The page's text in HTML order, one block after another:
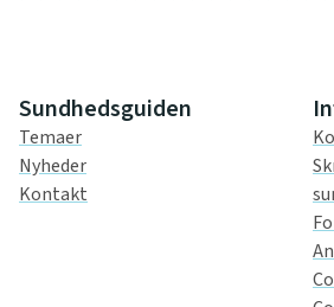
Sundhedsguiden
Temaer
Nyheder
Kontakt